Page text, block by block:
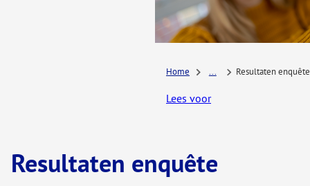
Home Resultaten enquête
Lees voor
Resultaten enquête